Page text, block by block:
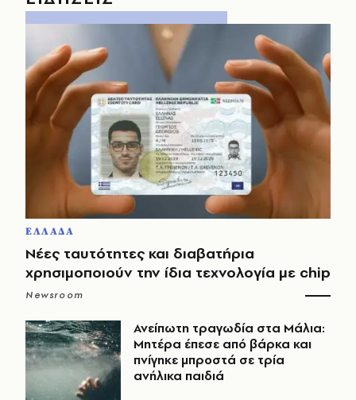
ΕΛΛΑΔΑ
Νέες ταυτότητες και διαβατήρια
χρησιμοποιούν την ίδια τεχνολογία με chip
Newsroom
Ανείπωτη τραγωδία στα Μάλια:
Μητέρα έπεσε από βάρκα και
πνίγηκε μπροστά σε τρία
ανήλικα παιδιά